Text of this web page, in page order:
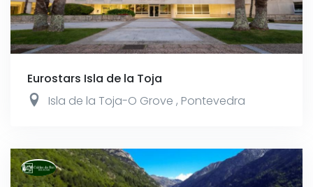
Eurostars Isla de la Toja
Isla de la Toja-O Grove , Pontevedra